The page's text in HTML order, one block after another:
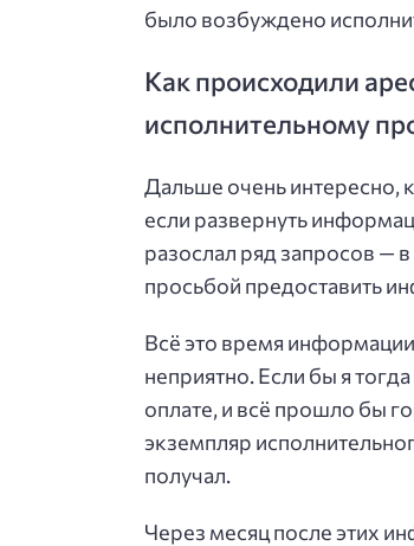
было возбуждено
Как происходили
исполнительному
Дальше очень интересно,
если развернуть
разослал ряд запросов —
просьбой предоставить
Всё это время
неприятно. Если бы я
оплате, и всё прошло бы
экземпляр
получал.
Через месяц после этих